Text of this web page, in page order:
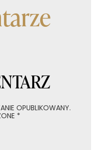
OPUBLIKOWANY.
*